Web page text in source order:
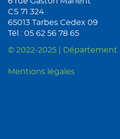
CS 71 324
65013 Tarbes Cedex 09
Tél : 05 62 56 78 65
© 2022-2025 | Département
Mentions légales